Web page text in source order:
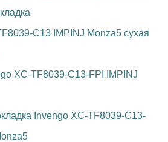
C13 IMPINJ Monza5 сухая
XC-TF8039-C13-FPI IMPINJ
Invengo XC-TF8039-C13-